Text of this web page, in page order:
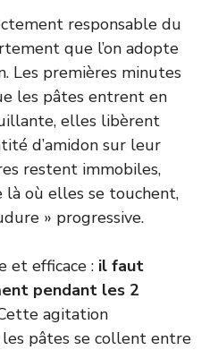
responsable du
que l’on adopte
Les premières minutes
les pâtes entrent en
elles libèrent
d’amidon sur leur
restent immobiles,
là où elles se touchent,
» progressive.
et efficace : il faut
pendant les 2
agitation
pâtes se collent entre